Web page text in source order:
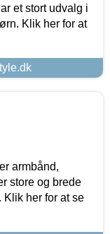
et stort udvalg i
Klik her for at
armbånd,
store og brede
her for at se